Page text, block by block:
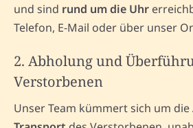
und sind rund um die Uhr
Telefon, E-Mail oder über unser
2. Abholung und
Verstorbenen
Unser Team kümmert sich um die